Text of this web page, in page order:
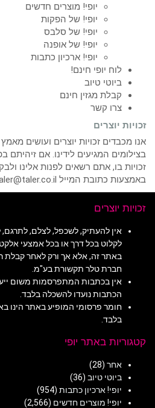
יופי! מוצרים חדשים
יופי! של הפקות
יופי! של סלבס
יופי! של אופנה
יופי! ארכיון כתבות
לוח יופי חינם!
ביוטי טיוב
קבלת מגזין חינם
צרו קשר
זכויות יוצרים
אנו מכבדים זכויות יוצרים ועושים
בצילומים המגיעים לידינו. אם זיהיתם
זכויות בו, אתם רשאים לפנות אלינו
באמצעות כתובת המייל taler@taler.co.il
זכויות יוצרים
אין להעתיק, לשכפל, לצלם,
לקלוט בכל דרך או בכל אמצעי
באתר זה, אלא אך ורק לאחר
חברת טלר תקשורת בע"מ.
אין בכתבות המתפרסמות משום
הכתבות נועדו להשכלה בלבד.
חומר פרסומי המופיע באתר הינו
בלבד.
קטגוריות באתר יופי
אחר (28)
ביוטי טיוב (36)
יופי! ארכיון כתבות (954)
יופי! מוצרים חדשים (2,566)